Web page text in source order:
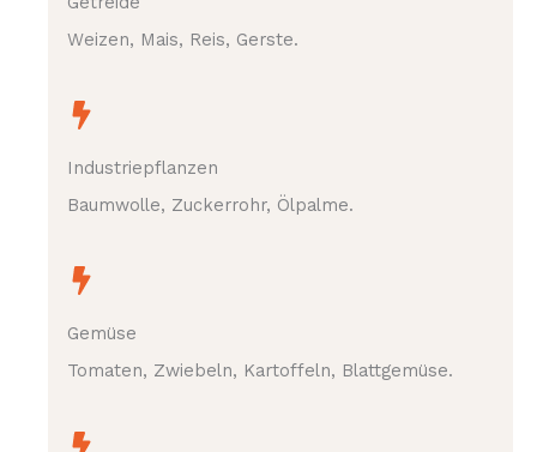
Weizen, Mais, Reis, Gerste.
Industriepflanzen
Baumwolle, Zuckerrohr, Ölpalme.
Gemüse
Tomaten, Zwiebeln, Kartoffeln, Blattgemüse.